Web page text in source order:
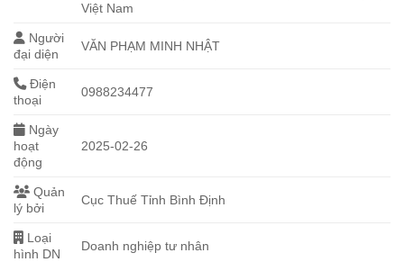
Việt Nam
Người
đại diện
VĂN PHẠM MINH NHẬT
Điện
thoại
0988234477
Ngày
hoạt
động
2025-02-26
Quản
lý bởi
Cục Thuế Tỉnh Bình Định
Loại
hình DN
Doanh nghiệp tư nhân